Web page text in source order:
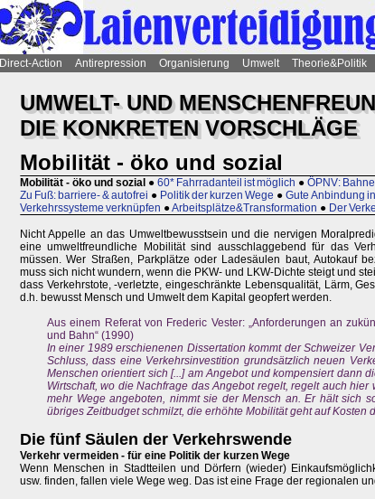
Direct-Action Antirepression Organisierung Umwelt Theorie&Politik
UMWELT- UND
DIE KONKRETEN VORSCHLÄGE
Mobilität - öko und sozial
Mobilität - öko und sozial ● 60* Fahrradanteil ist möglich ● ÖPNV:
Zu Fuß: barriere- & autofrei ● Politik der kurzen Wege ● Gute Anbindung
Verkehrssysteme verknüpfen ●Arbeitsplätze&Transformation ● Der
Nicht Appelle an das Umweltbewusstsein und die nervigen
eine umweltfreundliche Mobilität sind ausschlaggebend für das
müssen. Wer Straßen, Parkplätze oder Ladesäulen baut, Autokauf
muss sich nicht wundern, wenn die PKW- und LKW-Dichte steigt und
dass Verkehrstote, -verletzte, eingeschränkte Lebensqualität, Lärm,
d.h. bewusst Mensch und Umwelt dem Kapital geopfert werden.
Aus einem Referat von Frederic Vester: „Anforderungen an
und Bahn“ (1990)
In einer 1989 erschienenen Dissertation kommt der Schweizer
Schluss, dass eine Verkehrsinvestition grundsätzlich neuen
Menschen orientiert sich [...] am Angebot und kompensiert dann
Wirtschaft, wo die Nachfrage das Angebot regelt, regelt auch
mehr Wege angeboten, nimmt sie der Mensch an. Er hält sich
übriges Zeitbudget schmilzt, die erhöhte Mobilität geht auf Kosten
Die fünf Säulen der Verkehrswende
Verkehr vermeiden - für eine Politik der kurzen Wege
Wenn Menschen in Stadtteilen und Dörfern (wieder)
usw. finden, fallen viele Wege weg. Das ist eine Frage der regionalen